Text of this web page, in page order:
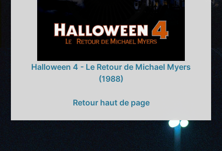
Halloween 4 - Le Retour de Michael Myers
(1988)
Retour haut de page